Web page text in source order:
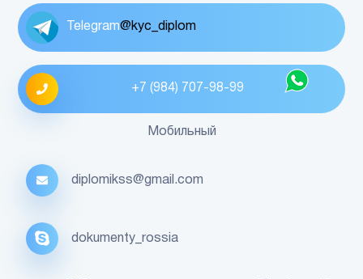
Telegram@kyc_diplom
+7 (984) 707-98-99
Мобильный
diplomikss@gmail.com
dokumenty_rossia